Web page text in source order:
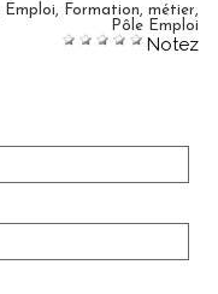
Emploi, Formation, métier,
Pôle Emploi
Notez